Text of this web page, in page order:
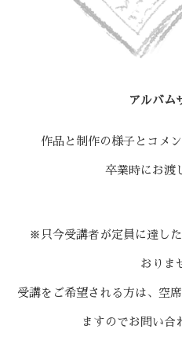
アルバム
作品と制作の様子とコメ
卒業時にお渡
※只今受講者が定員に達した
おりま
受講をご希望される方は、空
ますのでお問い